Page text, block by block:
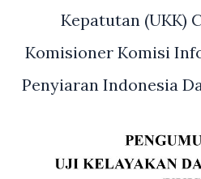
Kepatutan (UKK)
Komisioner Komisi
Penyiaran Indonesia